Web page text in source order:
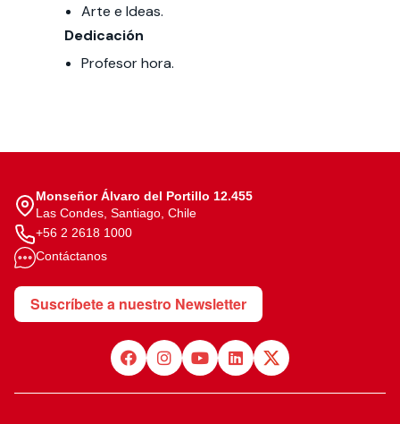
Arte e Ideas.
Dedicación
Profesor hora.
Monseñor Álvaro del Portillo 12.455
Las Condes, Santiago, Chile
+56 2 2618 1000
Contáctanos
Suscríbete a nuestro Newsletter